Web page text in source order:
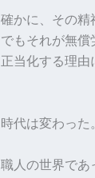
確かに、その精
でもそれが無償
正当化する理由
時代は変わった。
職人の世界であ